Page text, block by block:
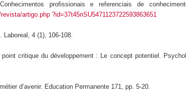
profissionais e referenciais de
artigo.php ?id=37t45nSU5471123722593863651
Laboreal, 4 (1), 106-108.
critique du développement : Le concept potentiel.
d’avenir. Education Permanente 171, pp. 5-20.